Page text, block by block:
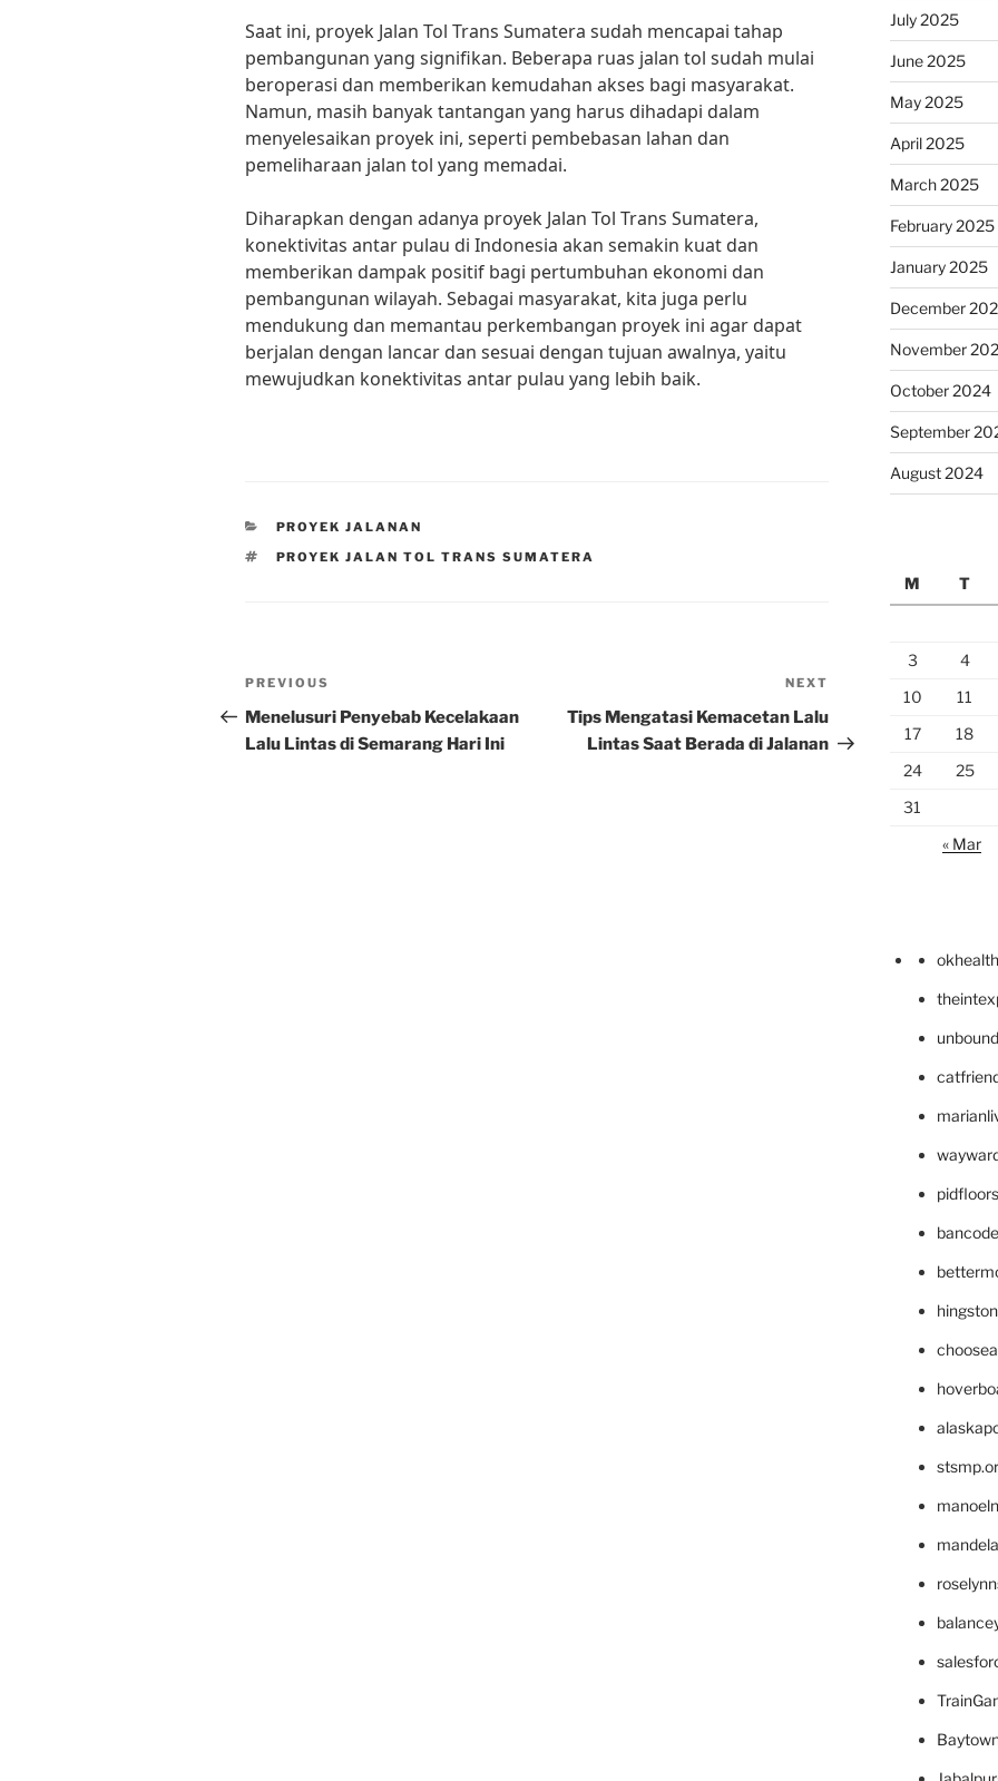
Saat ini, proyek Jalan Tol Trans Sumatera sudah mencapai tahap
pembangunan yang signifikan. Beberapa ruas jalan tol sudah mulai
beroperasi dan memberikan kemudahan akses bagi masyarakat.
Namun, masih banyak tantangan yang harus dihadapi dalam
menyelesaikan proyek ini, seperti pembebasan lahan dan
pemeliharaan jalan tol yang memadai.
Diharapkan dengan adanya proyek Jalan Tol Trans Sumatera,
konektivitas antar pulau di Indonesia akan semakin kuat dan
memberikan dampak positif bagi pertumbuhan ekonomi dan
pembangunan wilayah. Sebagai masyarakat, kita juga perlu
mendukung dan memantau perkembangan proyek ini agar dapat
berjalan dengan lancar dan sesuai dengan tujuan awalnya, yaitu
mewujudkan konektivitas antar pulau yang lebih baik.
CATEGORIES
PROYEK JALANAN
TAGS
PROYEK JALAN TOL TRANS SUMATERA
Post
navigation
Previous
Post
PREVIOUS
Menelusuri Penyebab Kecelakaan
Lalu Lintas di Semarang Hari Ini
Post
NEXT
Tips Mengatasi Kemacetan Lalu
Lintas Saat Berada di Jalanan
July 2025
June 2025
May 2025
April 2025
March 2025
February 2025
January 2025
December
November
October 2024
September
August 2024
M
T
3
4
10
11
17
18
24
25
31
« Mar